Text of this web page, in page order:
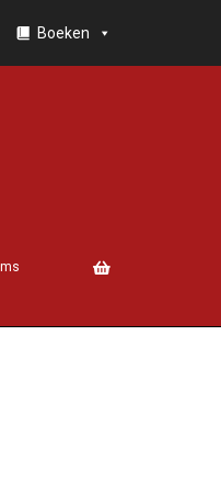
Boeken